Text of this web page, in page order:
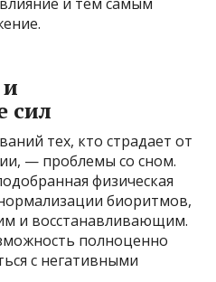
сил
тех, кто страдает от
— проблемы со сном.
физическая
биоритмов,
и восстанавливающим.
полноценно
с негативными